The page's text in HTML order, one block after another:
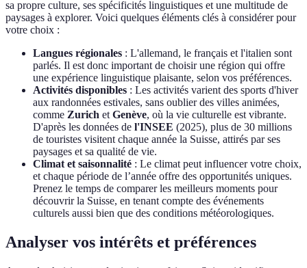
sa propre culture, ses spécificités linguistiques et une multitude de
paysages à explorer. Voici quelques éléments clés à considérer pour
votre choix :
Langues régionales : L'allemand, le français et l'italien sont
parlés. Il est donc important de choisir une région qui offre
une expérience linguistique plaisante, selon vos préférences.
Activités disponibles : Les activités varient des sports d'hiver
aux randonnées estivales, sans oublier des villes animées,
comme Zurich etGenève, où la vie culturelle est vibrante.
D'après les données de l'INSEE (2025), plus de 30 millions
de touristes visitent chaque année la Suisse, attirés par ses
paysages et sa qualité de vie.
Climat et saisonnalité : Le climat peut influencer votre choix,
et chaque période de l’année offre des opportunités uniques.
Prenez le temps de comparer les meilleurs moments pour
découvrir la Suisse, en tenant compte des événements
culturels aussi bien que des conditions météorologiques.
Analyser vos intérêts et préférences